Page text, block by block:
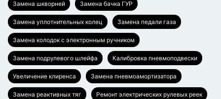
Замена шкворней Замена бачка ГУР
Замена уплотнительных колец Замена педали газа
Замена колодок с электронным ручником
Замена подрулевого шлейфа Калибровка пневмоподвески
Увеличение клиренса Замена пневмоамортизатора
Замена реактивных тяг Ремонт электрических рулевых реек